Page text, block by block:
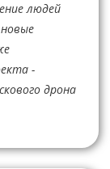
людей
-
дрона